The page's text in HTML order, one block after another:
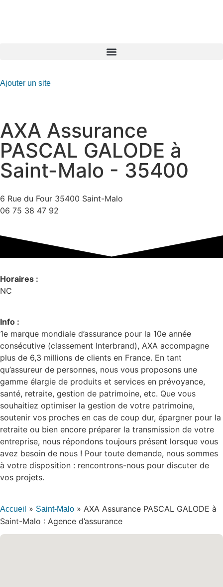
Ajouter un site
AXA Assurance
PASCAL GALODE à
Saint-Malo - 35400
6 Rue du Four 35400 Saint-Malo
06 75 38 47 92
Horaires :
NC
Info :
1e marque mondiale d’assurance pour la 10e année
consécutive (classement Interbrand), AXA accompagne
plus de 6,3 millions de clients en France. En tant
qu’assureur de personnes, nous vous proposons une
gamme élargie de produits et services en prévoyance,
santé, retraite, gestion de patrimoine, etc. Que vous
souhaitiez optimiser la gestion de votre patrimoine,
soutenir vos proches en cas de coup dur, épargner pour la
retraite ou bien encore préparer la transmission de votre
entreprise, nous répondons toujours présent lorsque vous
avez besoin de nous ! Pour toute demande, nous sommes
à votre disposition : rencontrons-nous pour discuter de
vos projets.
Accueil » Saint-Malo » AXA Assurance PASCAL GALODE à
Saint-Malo : Agence d’assurance